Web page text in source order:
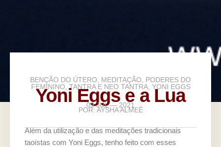
BENÇÃO DO ÚTERO MEDITAÇÃO
PODERES DO
FEMININO ,TANTRA E NEO TANTRA, YONI EGGS
Yoni Eggs e a Lua
09 JUL — 2021
POR: AYSHA ALMEÉ
Além da utilização e das meditações tradicionais
taoístas com Yoni Eggs, tenho feito com esses